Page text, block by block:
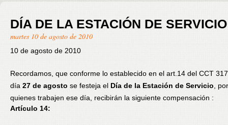
DÍA DE LA ESTACIÓN DE SERVICIO
martes 10 de agosto de 2010
10 de agosto de 2010
Recordamos, que conforme lo establecido en el art.14 del CCT
día 27 de agosto se festeja el Día de la Estación de Servicio ,
quienes trabajen ese día, recibirán la siguiente compensación :
Artículo 14: